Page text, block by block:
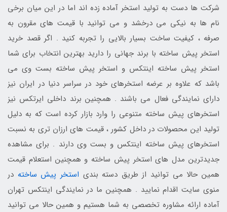
شرکت ها دست به تولید استخر آماده زده اند اما در این میان برخی
نام ها به نیکی می درخشد و می توانید با قیمت های مقرون به
صرفه ، کیفیت ساخت بسیار بالایی را تجربه کنید . اگر قصد خرید
استخر پیش ساخته با برند جهانی را دارید بهترین انتخاب برای شما
استخر پیش ساخته اینتکس و استخر پیش ساخته بست وی می
باشد که علاوه بر عرضه استخرهای خود در سراسر دنیا در ایران نیز
دارای نمایندگی فعال می باشند . همچنین برند داخلی ایرتکس نیز
استخرهای پیش ساخته متنوعی را وارد بازار کرده است که به دلیل
تولید این محصولات در داخل کشور ، قیمت های ارزان تری به نسبت
استخرهای پیش ساخته اینتکس و بست وی دارند . برای مشاهده
جدیدترین مدل های استخر پیش ساخته و همچنین استعلام قیمت
همین حالا می توانید از طریق دسته بندی استخر پیش ساخته در
منوی سایت اقدام نمایید . همچنین ما در نمایندگی اینتکس تهران
آماده ارائه مشاوره تخصصی به شما هستیم و همین حالا می توانید